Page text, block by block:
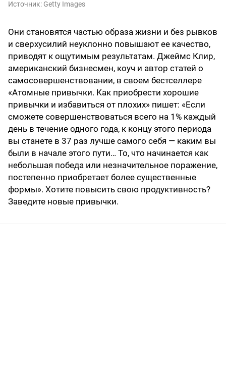
Источник: Getty Images
Они становятся частью образа жизни и без рывков
и сверхусилий неуклонно повышают ее качество,
приводят к ощутимым результатам. Джеймс Клир,
американский бизнесмен, коуч и автор статей о
самосовершенствовании, в своем бестселлере
«Атомные привычки. Как приобрести хорошие
привычки и избавиться от плохих» пишет: «Если
сможете совершенствоваться всего на 1% каждый
день в течение одного года, к концу этого периода
вы станете в 37 раз лучше самого себя — каким вы
были в начале этого пути… То, что начинается как
небольшая победа или незначительное поражение,
постепенно приобретает более существенные
формы». Хотите повысить свою продуктивность?
Заведите новые привычки.